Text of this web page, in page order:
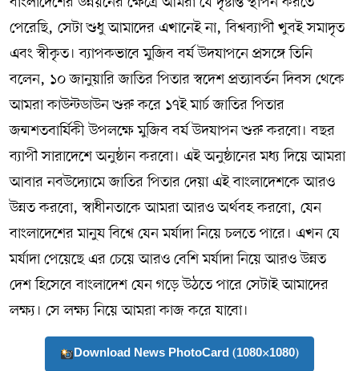
পেরেছি, সেটা শুধু আমাদের এখানেই না, বিশ্বব্যাপী খুবই সমাদৃত
এবং স্বীকৃত। ব্যাপকভাবে মুজিব বর্ষ উদযাপনে প্রসঙ্গে তিনি
বলেন, ১০ জানুয়ারি জাতির পিতার স্বদেশ প্রত্যাবর্তন দিবস থেকে
আমরা কাউন্টডাউন শুরু করে ১৭ই মার্চ জাতির পিতার
জন্মশতবার্ষিকী উপলক্ষে মুজিব বর্ষ উদযাপন শুরু করবো। বছর
ব্যাপী সারাদেশে অনুষ্ঠান করবো। এই অনুষ্ঠানের মধ্য দিয়ে আমরা
আবার নবউদ্যোমে জাতির পিতার দেয়া এই বাংলাদেশকে আরও
উন্নত করবো, স্বাধীনতাকে আমরা আরও অর্থবহ করবো, যেন
বাংলাদেশের মানুষ বিশ্বে যেন মর্যাদা নিয়ে চলতে পারে। এখন যে
মর্যাদা পেয়েছে এর চেয়ে আরও বেশি মর্যাদা নিয়ে আরও উন্নত
দেশ হিসেবে বাংলাদেশ যেন গড়ে উঠতে পারে সেটাই আমাদের
লক্ষ্য। সে লক্ষ্য নিয়ে আমরা কাজ করে যাবো।
Download News PhotoCard (1080×1080)